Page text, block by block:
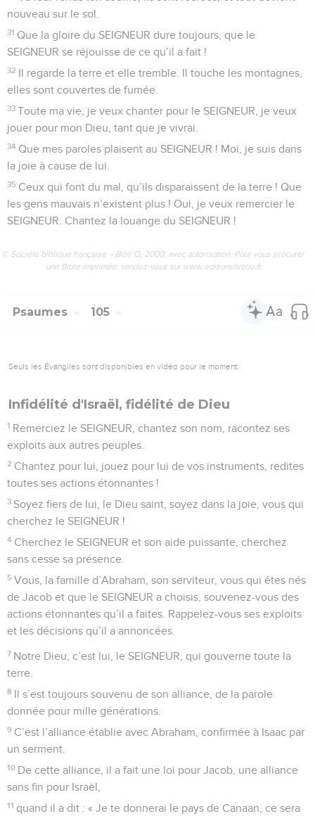
nouveau sur le sol.
31 Que la gloire du SEIGNEUR dure toujours, que le
SEIGNEUR se réjouisse de ce qu’il a fait !
32 Il regarde la terre et elle tremble. Il touche les montagnes,
elles sont couvertes de fumée.
33 Toute ma vie, je veux chanter pour le SEIGNEUR, je veux
jouer pour mon Dieu, tant que je vivrai.
34 Que mes paroles plaisent au SEIGNEUR ! Moi, je suis dans
la joie à cause de lui.
35 Ceux qui font du mal, qu’ils disparaissent de la terre ! Que
les gens mauvais n’existent plus ! Oui, je veux remercier le
SEIGNEUR. Chantez la louange du SEIGNEUR !
© Société biblique française – Bibli’O, 2000, avec autorisation. Pour vous procurer
une Bible imprimée, rendez-vous sur www.editionsbiblio.fr
Psaumes 105
Seuls les Évangiles sont disponibles en vidéo pour le moment.
Infidélité d'Israël, fidélité de Dieu
1 Remerciez le SEIGNEUR, chantez son nom, racontez ses
exploits aux autres peuples.
2 Chantez pour lui, jouez pour lui de vos instruments, redites
toutes ses actions étonnantes !
3 Soyez fiers de lui, le Dieu saint, soyez dans la joie, vous qui
cherchez le SEIGNEUR !
4 Cherchez le SEIGNEUR et son aide puissante, cherchez
sans cesse sa présence.
5 Vous, la famille d’Abraham, son serviteur, vous qui êtes nés
de Jacob et que le SEIGNEUR a choisis, souvenez-vous des
actions étonnantes qu’il a faites. Rappelez-vous ses exploits
et les décisions qu’il a annoncées.
7 Notre Dieu, c’est lui, le SEIGNEUR, qui gouverne toute la
terre.
8 Il s’est toujours souvenu de son alliance, de la parole
donnée pour mille générations.
9 C’est l’alliance établie avec Abraham, confirmée à Isaac par
un serment.
10 De cette alliance, il a fait une loi pour Jacob, une alliance
sans fin pour Israël,
11 quand il a dit : « Je te donnerai le pays de Canaan, ce sera